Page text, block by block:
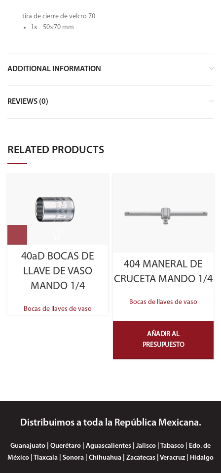
tira de cierre de velcro 70
1x 50×70 mm
ADDITIONAL INFORMATION
REVIEWS (0)
RELATED PRODUCTS
40aD BOCAS DE
LLAVE DE VASO
MANDO 1/4
Bocas de llaves de vaso
404 MANERAL DE
CRUCETA MANDO 1/4
Bocas de llaves de vaso
AÑADIR AL
PRESUPUESTO
Distribuimos a toda la República Mexicana.
Guanajuato | Querétaro | Aguascalientes | Jalisco | Tabasco | Edo. de
México | Tlaxcala | Sonora | Chihuahua | Zacatecas | Veracruz | Hidalgo